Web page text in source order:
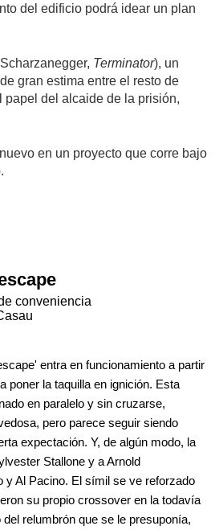
del edificio podrá idear un plan
Terminator), un
gran estima entre el resto de
del alcaide de la prisión,
en un proyecto que corre bajo
conveniencia
entra en funcionamiento a partir
poner la taquilla en ignición. Esta
en paralelo y sin cruzarse,
pero parece seguir siendo
expectación. Y, de algún modo, la
Stallone y a Arnold
y Al Pacino. El símil se ve reforzado
su propio crossover en la todavía
relumbrón que se le presuponía,